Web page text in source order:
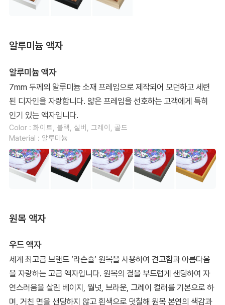
알루미늄 액자
알루미늄 액자
7mm 두께의 알루미늄 소재 프레임으로 제작되어 모던하고 세련
된 디자인을 자랑합니다. 얇은 프레임을 선호하는 고객에게 특히
인기 있는 액자입니다.
Color : 화이트, 블랙, 실버, 그레이, 골드
Material : 알루미늄
원목 액자
우드 액자
세계 최고급 브랜드 ‘라슨쥴’ 원목을 사용하여 견고함과 아름다움
을 자랑하는 고급 액자입니다. 원목의 결을 부드럽게 샌딩하여 자
연스러움을 살린 베이지, 월넛, 브라운, 그레이 컬러를 기본으로 하
며, 거친 면을 샌딩하지 않고 흰색으로 덧칠해 원목 본연의 색감과